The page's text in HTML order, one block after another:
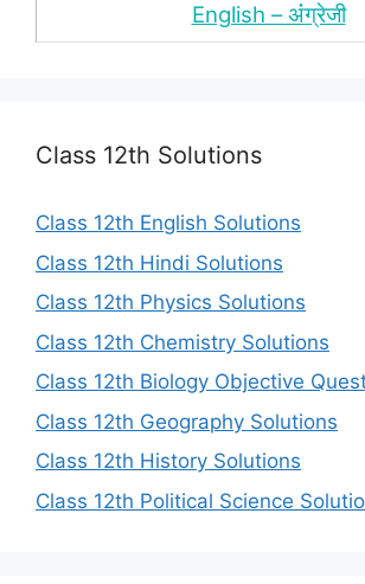
English – अंंग्रेजी
Class 12th Solutions
Class 12th English Solutions
Class 12th Hindi Solutions
Class 12th Physics Solutions
Class 12th Chemistry Solutions
Class 12th Biology Objective
Class 12th Geography Solutions
Class 12th History Solutions
Class 12th Political Science